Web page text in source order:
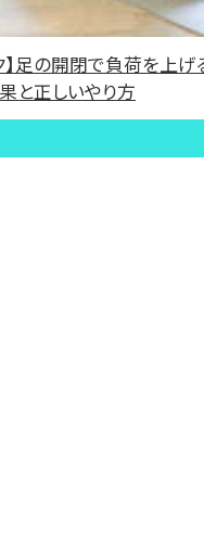
】足の開閉で負荷を上げ
と正しいやり方